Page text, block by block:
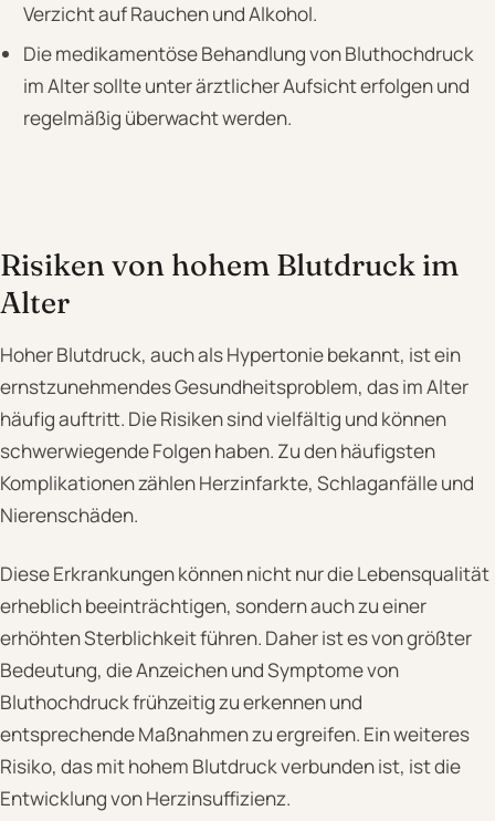
Verzicht auf Rauchen und Alkohol.
Die medikamentöse Behandlung von Bluthochdruck
im Alter sollte unter ärztlicher Aufsicht erfolgen und
regelmäßig überwacht werden.
Risiken von hohem Blutdruck im
Alter
Hoher Blutdruck, auch als Hypertonie bekannt, ist ein
ernstzunehmendes Gesundheitsproblem, das im Alter
häufig auftritt. Die Risiken sind vielfältig und können
schwerwiegende Folgen haben. Zu den häufigsten
Komplikationen zählen Herzinfarkte, Schlaganfälle und
Nierenschäden.
Diese Erkrankungen können nicht nur die Lebensqualität
erheblich beeinträchtigen, sondern auch zu einer
erhöhten Sterblichkeit führen. Daher ist es von größter
Bedeutung, die Anzeichen und Symptome von
Bluthochdruck frühzeitig zu erkennen und
entsprechende Maßnahmen zu ergreifen. Ein weiteres
Risiko, das mit hohem Blutdruck verbunden ist, ist die
Entwicklung von Herzinsuffizienz.